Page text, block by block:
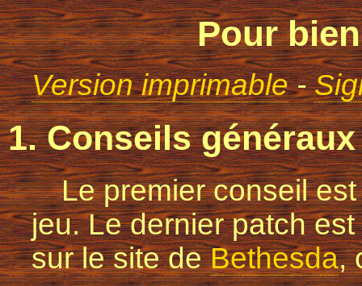
Pour
Version imprimable-
1. Conseils généraux
Le premier conseil
jeu. Le dernier patch
sur le site deBethesda,